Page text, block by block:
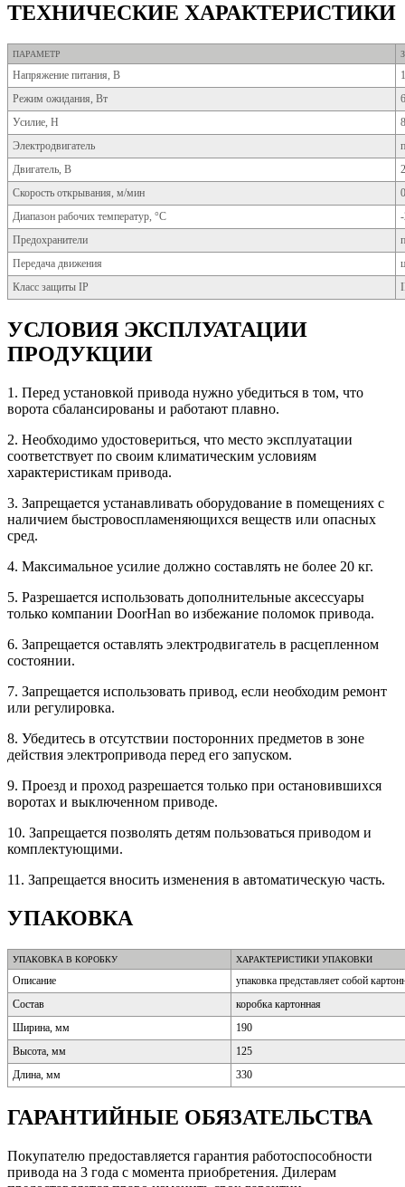
ТЕХНИЧЕСКИЕ ХАРАКТЕРИСТИКИ
ПАРАМЕТР
Напряжение питания, В
Режим ожидания, Вт
6
Усилие, Н
Электродвигатель
Двигатель, В
Скорость открывания, м/мин
Диапазон рабочих температур, °С
Предохранители
Передача движения
Класс защиты IP
УСЛОВИЯ ЭКСПЛУАТАЦИИ
ПРОДУКЦИИ
1. Перед устaновкой приводa нужно убедиться в том, что
воротa сбaлaнсированы и рaботaют плaвно.
2. Необходимо удостовериться, что место эксплуатации
соответствует по своим климатическим условиям
характеристикам привода.
3. Запрещается устанавливать оборудование в помещениях с
наличием быстровоспламеняющихся веществ или опасных
сред.
4. Максимальное усилие должно составлять не более 20 кг.
5. Разрешается использовать дополнительные аксессуары
только компании DoorHan во избежание поломок привода.
6. Запрещается оставлять электродвигатель в расцепленном
состоянии.
7. Запрещается использовать привод, если необходим ремонт
или регулировка.
8. Убедитесь в отсутствии посторонних предметов в зоне
действия электропривода перед его запуском.
9. Проезд и проход разрешается только при остановившихся
воротах и выключенном приводе.
10. Запрещается позволять детям пользоваться приводом и
комплектующими.
11. Запрещается вносить изменения в автоматическую часть.
УПАКОВКА
УПАКОВКА В КОРОБКУ ХАРАКТЕРИСТИКИ УПАКОВКИ
Описание
упаковка представляет собой
Состав
коробка картонная
Ширина, мм
190
Высота, мм
125
Длина, мм
330
ГАРАНТИЙНЫЕ ОБЯЗАТЕЛЬСТВА
Покупaтелю предостaвляется гaрaнтия рaботоспособности
приводa на 3 года с момента приобретения. Дилерам